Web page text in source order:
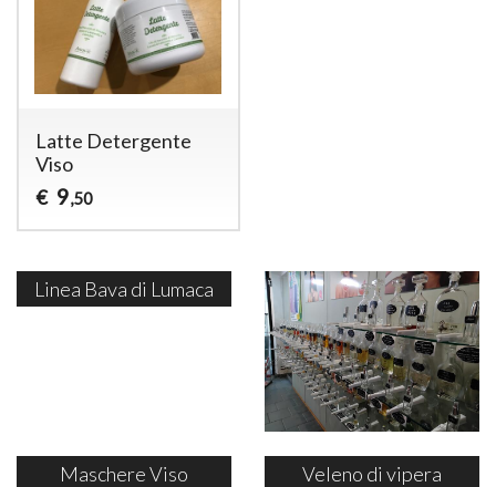
Latte Detergente
Viso
€ 9,50
Linea Bava di Lumaca
Maschere Viso Veleno di vipera